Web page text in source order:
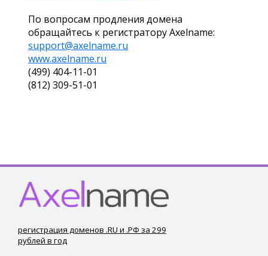
По вопросам продления домена
обращайтесь к регистратору Axelname:
support@axelname.ru
www.axelname.ru
(499) 404-11-01
(812) 309-51-01
регистрация доменов .RU и .РФ за 299
рублей в год